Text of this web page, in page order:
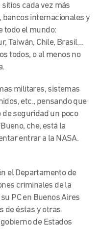
sitios cada vez más
internacionales y
todo el mundo:
Taiwán, Chile, Brasil…
todos, o al menos no
militares, sistemas
etc., pensando que
de seguridad un poco
che, está la
entrar a la NASA.
el Departamento de
criminales de la
PC en Buenos Aires
de éstas y otras
de Estados